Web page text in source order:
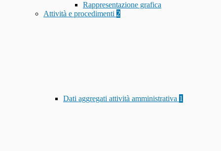
Rappresentazione grafica
Attività e procedimenti 2
Dati aggregati attività amministrativa 1